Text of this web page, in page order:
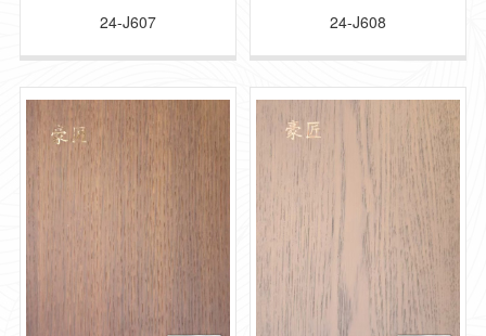
Project tooling24-J607 24-J608